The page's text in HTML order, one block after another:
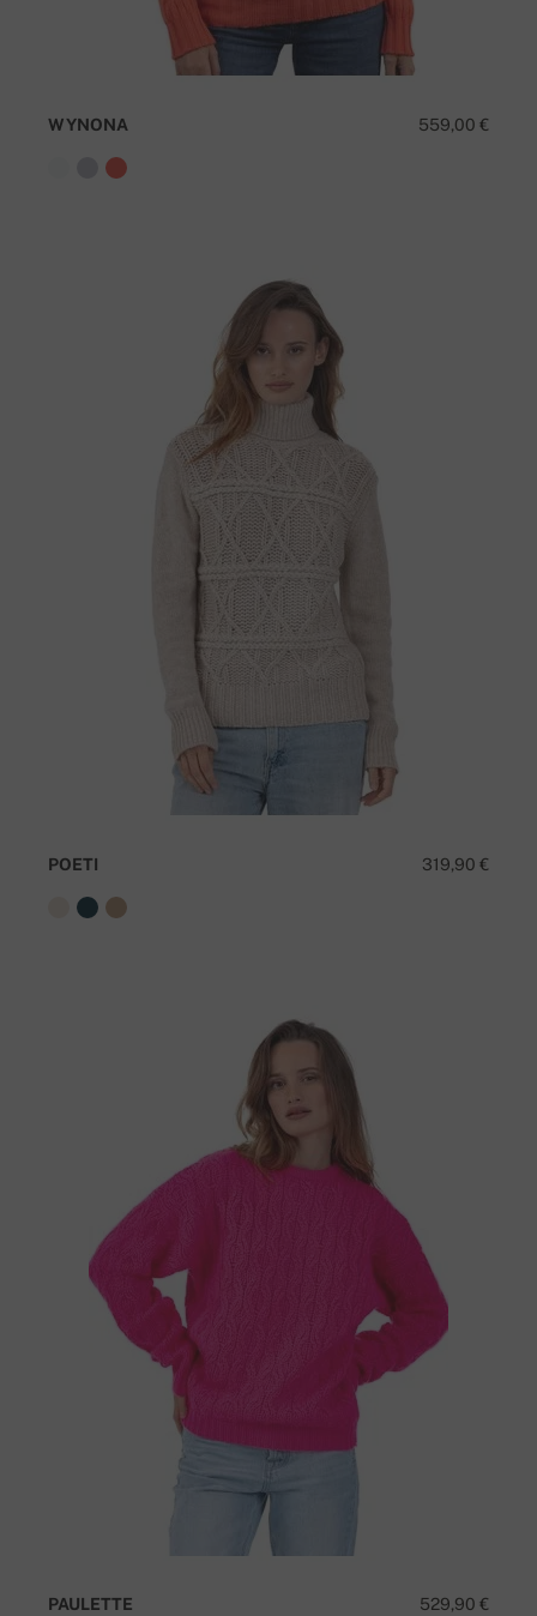
559,00 €
WYNONA
319,90 €
POETI
529,90 €
PAULETTE